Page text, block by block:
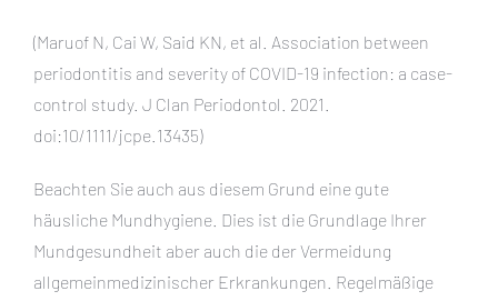
(Maruof N, Cai W, Said KN, et al. Association between
periodontitis and severity of COVID-19 infection: a case-
control study. J Clan Periodontol. 2021.
doi:10/1111/jcpe.13435)
Beachten Sie auch aus diesem Grund eine gute
häusliche Mundhygiene. Dies ist die Grundlage Ihrer
Mundgesundheit aber auch die der Vermeidung
allgemeinmedizinischer Erkrankungen. Regelmäßige